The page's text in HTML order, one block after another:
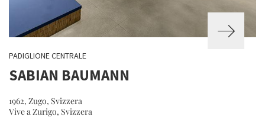
PADIGLIONE CENTRALE
SABIAN BAUMANN
1962, Zugo, Svizzera
Vive a Zurigo, Svizzera